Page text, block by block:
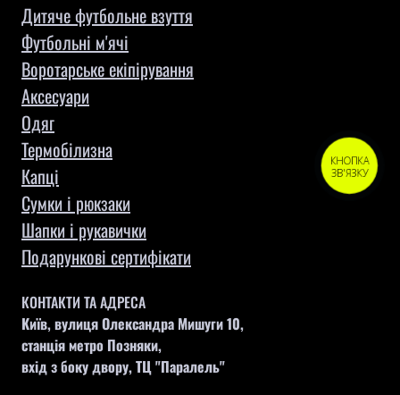
Дитяче футбольне взуття
Футбольні м'ячі
Воротарське екіпірування
Aксесуари
Одяг
Термобілизна
Капці
Сумки і рюкзаки
Шапки і рукавички
Подарункові сертифікати
КОНТАКТИ ТА АДРЕСА
Київ, вулиця Олександра Мишуги 10,
станція метро Позняки,
вхід з боку двору, ТЦ "Паралель"
КНОПКА
ЗВ'ЯЗКУ